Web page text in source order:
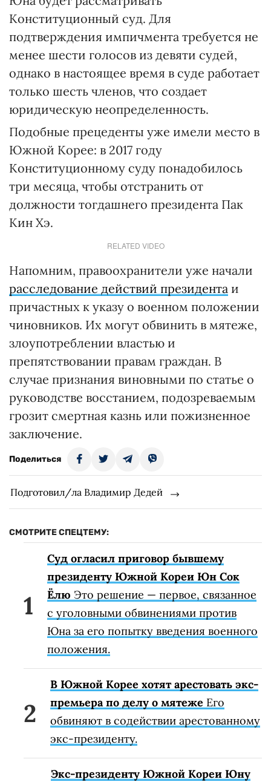
Конституционный суд. Для
подтверждения импичмента требуется не
менее шести голосов из девяти судей,
однако в настоящее время в суде работает
только шесть членов, что создает
юридическую неопределенность.
Подобные прецеденты уже имели место в
Южной Корее: в 2017 году
Конституционному суду понадобилось
три месяца, чтобы отстранить от
должности тогдашнего президента Пак
Кин Хэ.
RELATED VIDEO
Напомним, правоохранители уже начали
расследование действий президента и
причастных к указу о военном положении
чиновников. Их могут обвинить в мятеже,
злоупотреблении властью и
препятствовании правам граждан. В
случае признания виновными по статье о
руководстве восстанием, подозреваемым
грозит смертная казнь или пожизненное
заключение.
Поделиться
Подготовил/ла Владимир Дедей
СМОТРИТЕ СПЕЦТЕМУ:
Суд огласил приговор бывшему
президенту Южной Кореи Юн Сок
Ёлю Это решение — первое, связанное
с уголовными обвинениями против
Юна за его попытку введения военного
положения.
В Южной Корее хотят арестовать экс-
премьера по делу о мятеже Его
обвиняют в содействии арестованному
экс-президенту.
Экс-президенту Южной Кореи Юну